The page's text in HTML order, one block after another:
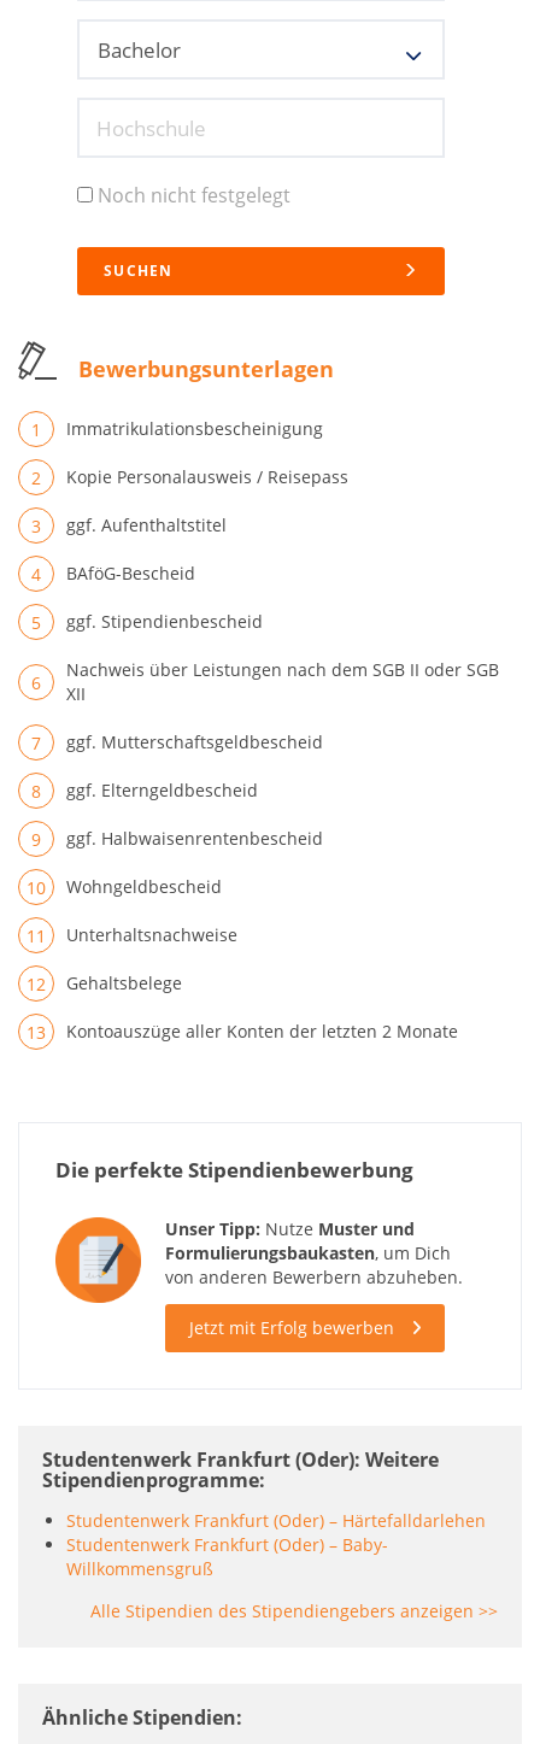
Hochschule
Noch nicht festgelegt
SUCHEN
Bewerbungsunterlagen
Immatrikulationsbescheinigung
Kopie Personalausweis / Reisepass
ggf. Aufenthaltstitel
BAföG-Bescheid
ggf. Stipendienbescheid
Nachweis über Leistungen nach dem SGB II oder SGB
XII
ggf. Mutterschaftsgeldbescheid
ggf. Elterngeldbescheid
ggf. Halbwaisenrentenbescheid
Wohngeldbescheid
Unterhaltsnachweise
Gehaltsbelege
Kontoauszüge aller Konten der letzten 2 Monate
Die perfekte Stipendienbewerbung
Unser Tipp: Nutze Muster und
Formulierungsbaukasten, um Dich
von anderen Bewerbern abzuheben.
Jetzt mit Erfolg bewerben
Studentenwerk Frankfurt (Oder): Weitere
Stipendienprogramme
Studentenwerk Frankfurt (Oder) – Härtefalldarlehen
Studentenwerk Frankfurt (Oder) – Baby-
Willkommensgruß
Alle Stipendien des Stipendiengebers anzeigen >>
Ähnliche Stipendien